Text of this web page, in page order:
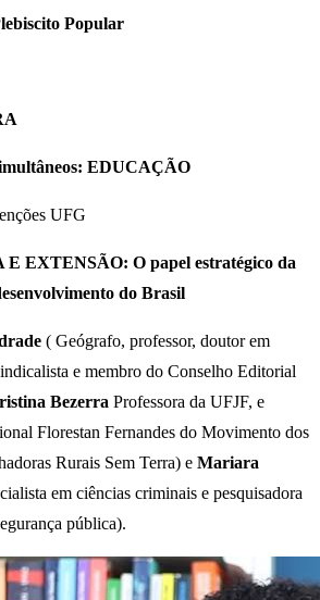
Popular
EDUCAÇÃO
UFG
E EXTENSÃO: O papel estratégico da
do Brasil
( Geógrafo, professor, doutor em
e membro do Conselho Editorial
Bezerra Professora da UFJF, e
Florestan Fernandes do Movimento dos
Rurais Sem Terra) e Mariara
em ciências criminais e pesquisadora
pública).